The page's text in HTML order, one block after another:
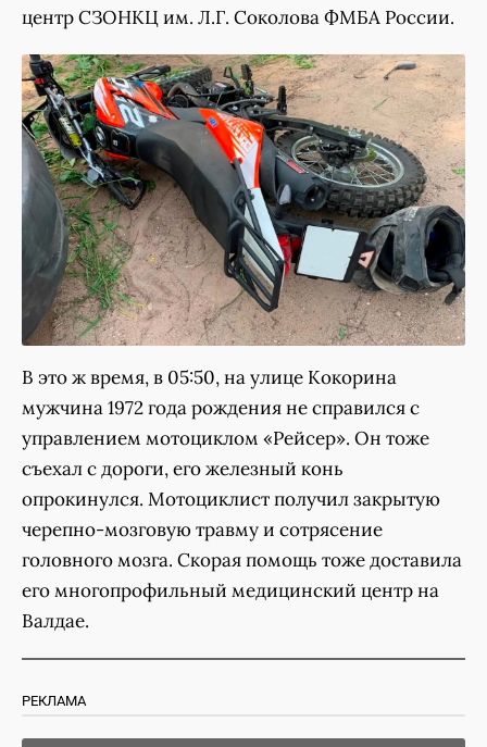
центр СЗОНКЦ им. Л.Г. Соколова ФМБА России.
В это ж время, в 05:50, на улице Кокорина
мужчина 1972 года рождения не справился с
управлением мотоциклом «Рейсер». Он тоже
съехал с дороги, его железный конь
опрокинулся. Мотоциклист получил закрытую
черепно-мозговую травму и сотрясение
головного мозга. Скорая помощь тоже доставила
его многопрофильный медицинский центр на
Валдае.
РЕКЛАМА